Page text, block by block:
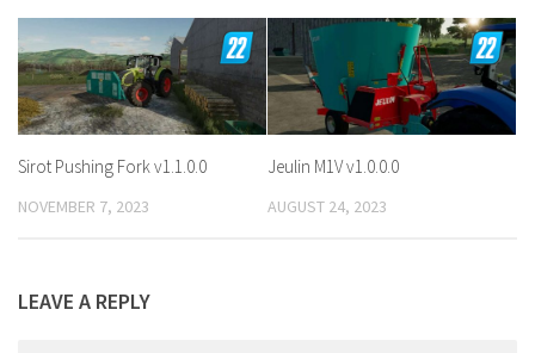
Sirot Pushing Fork v1.1.0.0
NOVEMBER 7, 2023
Jeulin M1V v1.0.0.0
AUGUST 24, 2023
LEAVE A REPLY